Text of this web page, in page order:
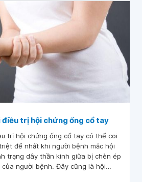
điều trị hội chứng ống cổ tay
trị hội chứng ống cổ tay có thể coi
để nhất khi người bệnh mắc hội
trạng dây thần kinh giữa bị chèn ép
người bệnh. Đây cũng là hội